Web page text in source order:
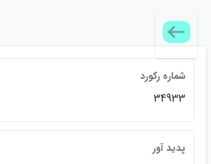
شماره ركورد
34933
پديد آور